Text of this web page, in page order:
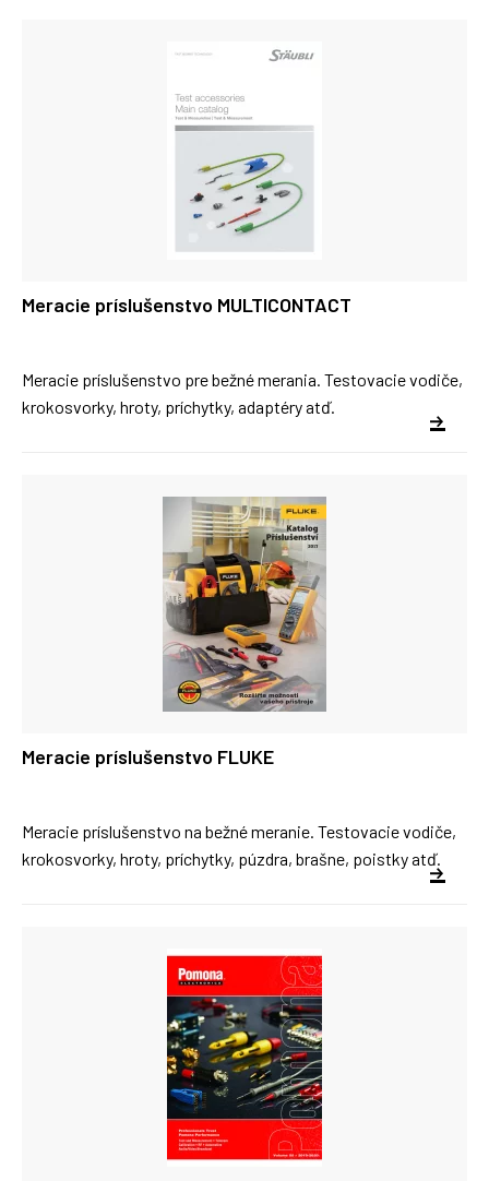
Meracie príslušenstvo MULTICONTACT
Meracie príslušenstvo pre bežné merania. Testovacie vodiče,
krokosvorky, hroty, príchytky, adaptéry atď.
Meracie príslušenstvo FLUKE
Meracie príslušenstvo na bežné meranie. Testovacie vodiče,
krokosvorky, hroty, príchytky, púzdra, brašne, poistky atď.